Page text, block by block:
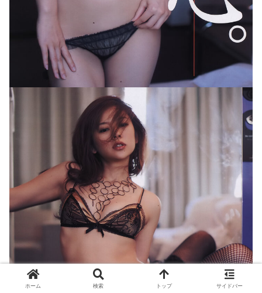
ホーム 検索 トップ サイドバー